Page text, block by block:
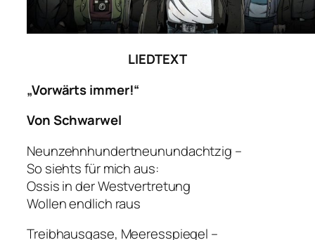
LIEDTEXT
„Vorwärts immer!“
Von Schwarwel
Neunzehnhundertneunundachtzig –
So siehts für mich aus:
Ossis in der Westvertretung
Wollen endlich raus
Treibhausgase, Meeresspiegel –